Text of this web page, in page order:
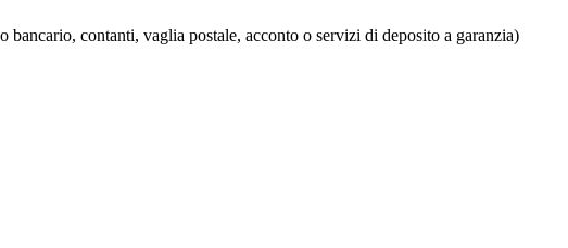
contanti, vaglia postale, acconto o servizi di deposito a garanzia)